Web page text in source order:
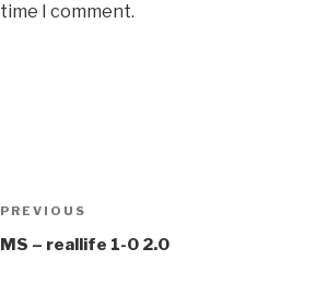
time I comment.
Post
navigation
Previous
Post
PREVIOUS
MS – reallife 1-0 2.0